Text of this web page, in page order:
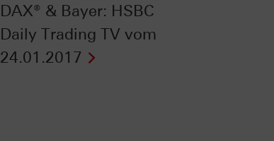
DAX® & Bayer: HSBC
Daily Trading TV vom
24.01.2017